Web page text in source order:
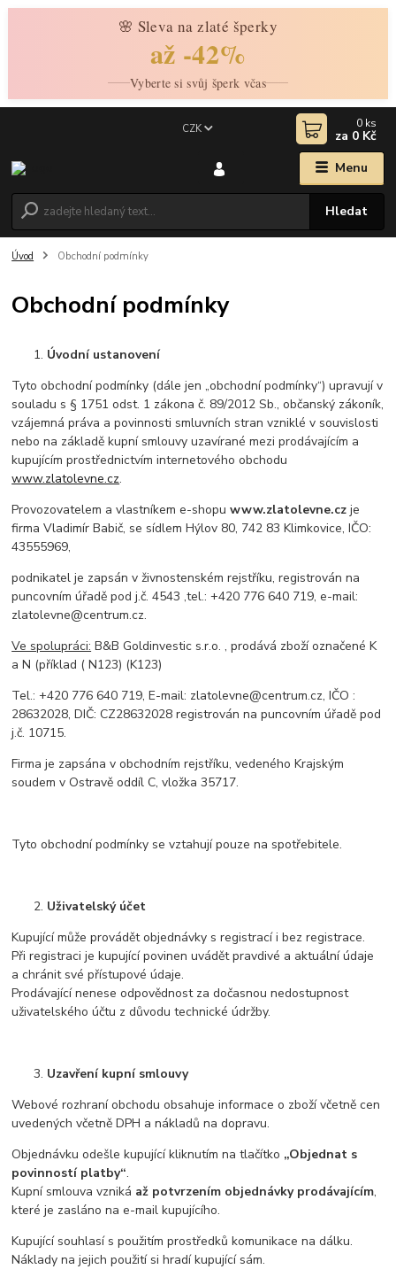
🌸 Sleva na zlaté šperky
až -42%
Vyberte si svůj šperk včas
Menu
CZK
Hledat
0 ks
za 0 Kč
Úvod Obchodní podmínky
Obchodní podmínky
Úvodní ustanovení
Tyto obchodní podmínky (dále jen „obchodní podmínky“) upravují v
souladu s § 1751 odst. 1 zákona č. 89/2012 Sb., občanský zákoník,
vzájemná práva a povinnosti smluvních stran vzniklé v souvislosti
nebo na základě kupní smlouvy uzavírané mezi prodávajícím a
kupujícím prostřednictvím internetového obchodu
www.zlatolevne.cz.
Provozovatelem a vlastníkem e-shopuwww.zlatolevne.cz je
firma Vladimír Babič, se sídlem Hýlov 80, 742 83 Klimkovice, IČO:
43555969,
podnikatel je zapsán v živnostenském rejstříku, registrován na
puncovním úřadě pod j.č. 4543 ,tel.: +420 776 640 719, e-mail:
zlatolevne@centrum.cz.
Ve spolupráci: B&B Goldinvestic s.r.o. , prodává zboží označené K
a N (příklad ( N123) (K123)
Tel.: +420 776 640 719, E-mail: zlatolevne@centrum.cz, IČO :
28632028, DIČ: CZ28632028 registrován na puncovním úřadě pod
j.č. 10715.
Firma je zapsána v obchodním rejstříku, vedeného Krajským
soudem v Ostravě oddíl C, vložka 35717.
Tyto obchodní podmínky se vztahují pouze na spotřebitele.
Uživatelský účet
Kupující může provádět objednávky s registrací i bez registrace.
Při registraci je kupující povinen uvádět pravdivé a aktuální údaje
a chránit své přístupové údaje.
Prodávající nenese odpovědnost za dočasnou nedostupnost
uživatelského účtu z důvodu technické údržby.
Uzavření kupní smlouvy
Webové rozhraní obchodu obsahuje informace o zboží včetně cen
uvedených včetně DPH a nákladů na dopravu.
Objednávku odešle kupující kliknutím na tlačítko „Objednat s
povinností platby“.
Kupní smlouva vzniká až potvrzením objednávky prodávajícím,
které je zasláno na e-mail kupujícího.
Kupující souhlasí s použitím prostředků komunikace na dálku.
Náklady na jejich použití si hradí kupující sám.